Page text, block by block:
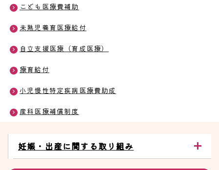
こども医療費補助
未熟児養育医療給付
自立支援医療（育成医療）
療育給付
小児慢性特定疾病医療費助成
産科医療補償制度
妊娠・出産に関する取り組み